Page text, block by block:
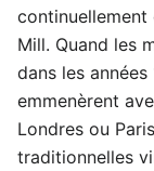
continuellement
Mill. Quand les
dans les
emmenèrent
Londres ou
traditionnelles